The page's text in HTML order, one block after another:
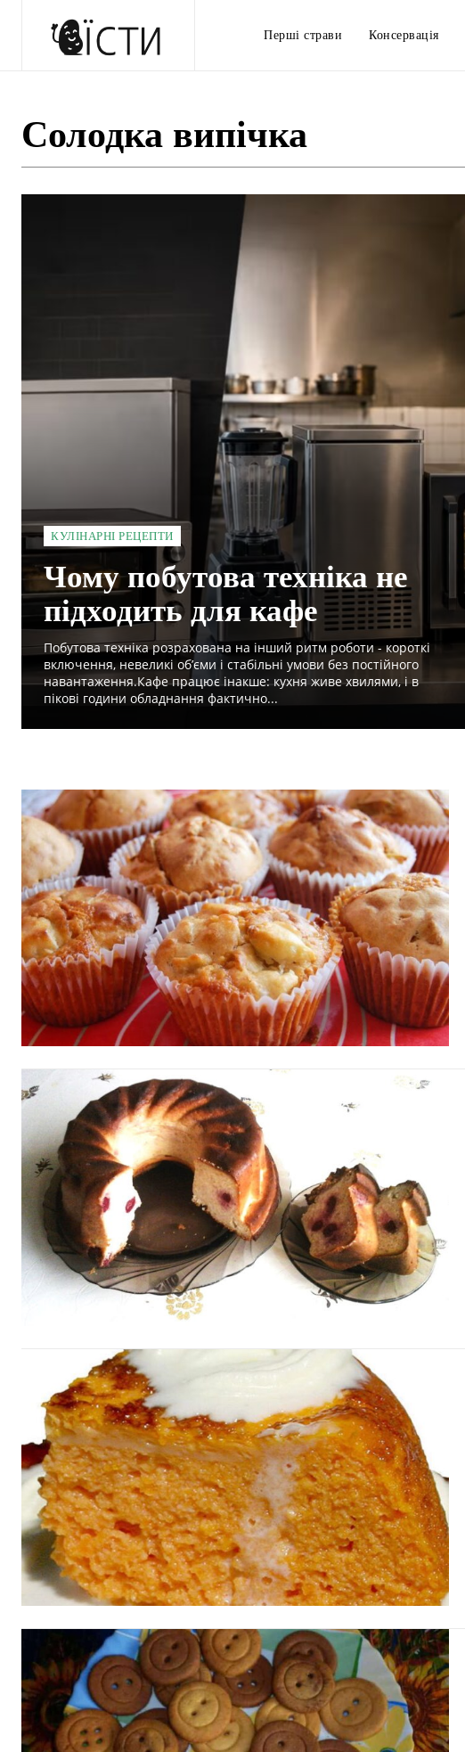
Перші страви Консервація
Солодка випічка
КУЛІНАРНІ РЕЦЕПТИ
Чому побутова техніка не
підходить для кафе
Побутова техніка розрахована на інший ритм роботи - короткі
включення, невеликі об’єми і стабільні умови без постійного
навантаження.Кафе працює інакше: кухня живе хвилями, і в
пікові години обладнання фактично...